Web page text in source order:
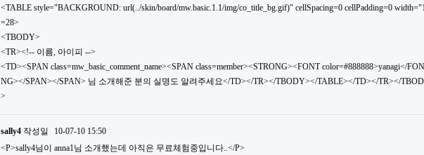
<TABLE style="BACKGROUND: url(../skin/board/mw.basic.1.1/img/co_title_bg.gif)" cellSpacing=0 cellPadding=0
=28>
<TBODY>
<TR><!-- 이름, 아이피 -->
<TD><SPAN class=mw_basic_comment_name><SPAN class=member><STRONG><FONT color=#888888>yanagi</
NG></SPAN></SPAN> 님 소개해준 분의 실명도 알려주세요</TD></TR></TBODY></TABLE></TD></TR></
>
sally4 작성일
10-07-10 15:50
<P>sally4님이 anna1님 소개했는데 아직은 무료체험중입니다..</P>